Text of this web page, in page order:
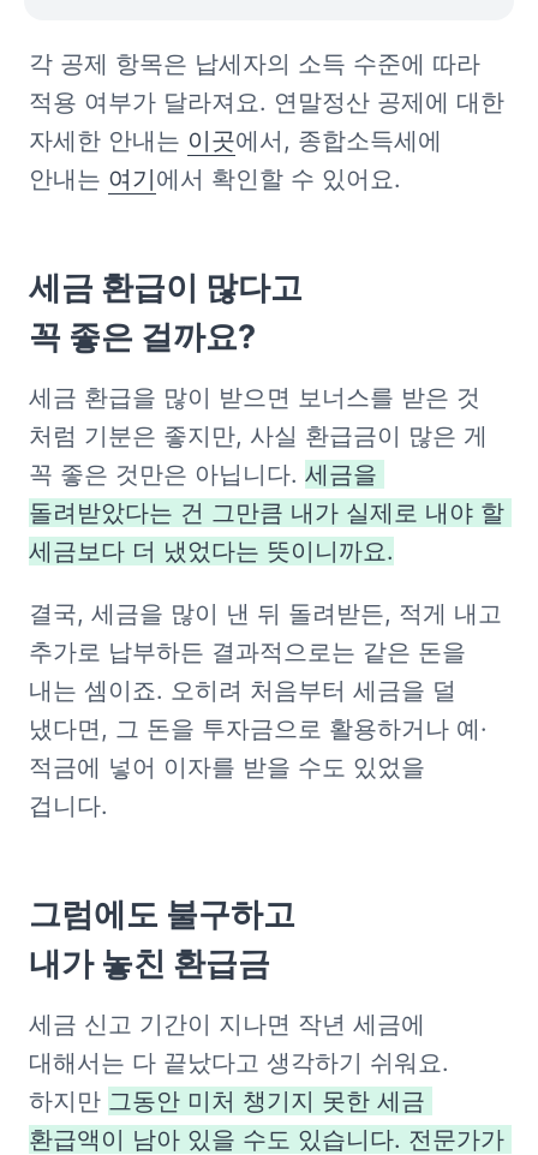
각 공제 항목은 납세자의 소득 수준에 따라
적용 여부가 달라져요. 연말정산 공제에 대한
자세한 안내는 이곳에서, 종합소득세에
안내는 여기에서 확인할 수 있어요.
세금 환급이 많다고
꼭 좋은 걸까요?
세금 환급을 많이 받으면 보너스를 받은 것
처럼 기분은 좋지만, 사실 환급금이 많은 게
꼭 좋은 것만은 아닙니다. 세금을
돌려받았다는 건 그만큼 내가 실제로 내야 할
세금보다 더 냈었다는 뜻이니까요.
결국, 세금을 많이 낸 뒤 돌려받든, 적게 내고
추가로 납부하든 결과적으로는 같은 돈을
내는 셈이죠. 오히려 처음부터 세금을 덜
냈다면, 그 돈을 투자금으로 활용하거나 예·
적금에 넣어 이자를 받을 수도 있었을
겁니다.
그럼에도 불구하고
내가 놓친 환급금
세금 신고 기간이 지나면 작년 세금에
대해서는 다 끝났다고 생각하기 쉬워요.
하지만 그동안 미처 챙기지 못한 세금
환급액이 남아 있을 수도 있습니다. 전문가가